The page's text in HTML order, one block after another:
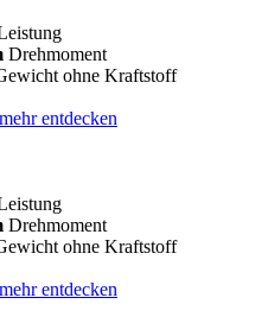
Drehmoment
ohne Kraftstoff
mehr entdecken
Drehmoment
ohne Kraftstoff
mehr entdecken